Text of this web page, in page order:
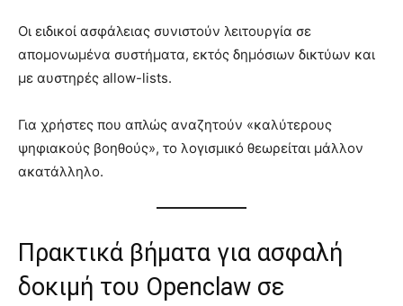
Οι ειδικοί ασφάλειας συνιστούν λειτουργία σε
απομονωμένα συστήματα, εκτός δημόσιων δικτύων και
με αυστηρές allow-lists.
Για χρήστες που απλώς αναζητούν «καλύτερους
ψηφιακούς βοηθούς», το λογισμικό θεωρείται μάλλον
ακατάλληλο.
Πρακτικά βήματα για ασφαλή
δοκιμή του Openclaw σε